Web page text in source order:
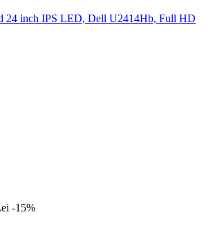
24 inch IPS LED, Dell U2414Hb, Full HD
-15%